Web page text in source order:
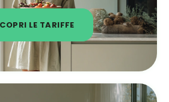
LE TARIFFE